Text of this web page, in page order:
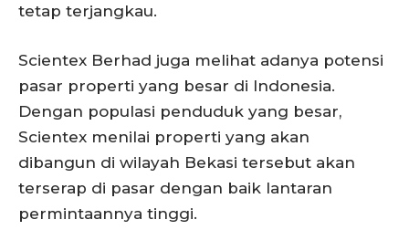
tetap terjangkau.
Scientex Berhad juga melihat adanya potensi
pasar properti yang besar di Indonesia.
Dengan populasi penduduk yang besar,
Scientex menilai properti yang akan
dibangun di wilayah Bekasi tersebut akan
terserap di pasar dengan baik lantaran
permintaannya tinggi.